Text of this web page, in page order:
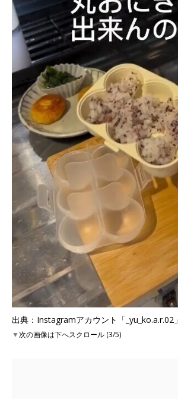
出典：Instagramアカウント「_yu_ko.a.r.02」
▼次の画像は下へスクロール (3/5)